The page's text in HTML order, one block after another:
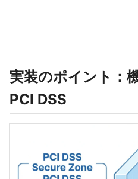
実装のポイント：
PCI DSS